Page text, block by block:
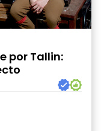
por Tallin: